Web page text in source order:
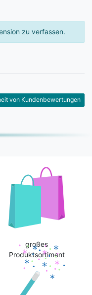
zu verfassen.
von Kundenbewertungen
großes
Produktsortiment